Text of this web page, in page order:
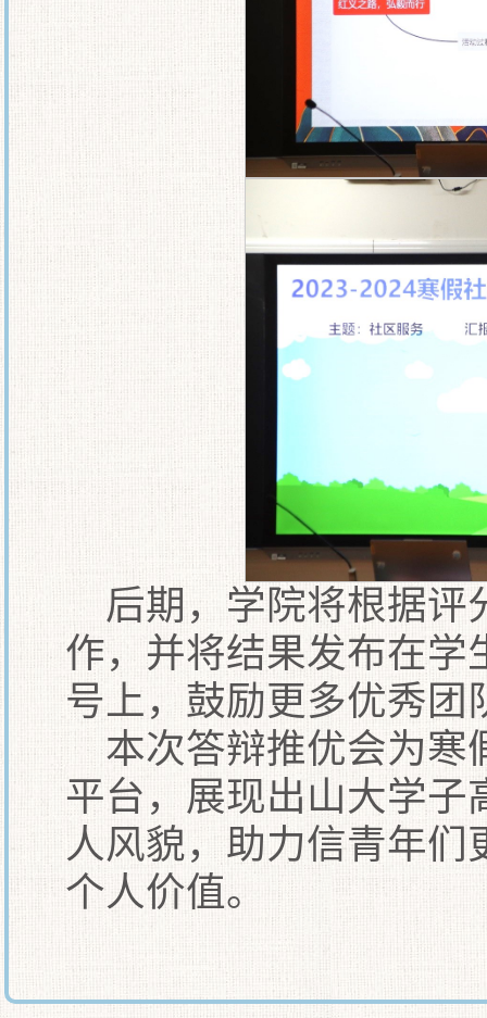
后期，学院将根据评
作，并将结果发布在学
号上，鼓励更多优秀团
本次答辩推优会为寒
平台，展现出山大学子
人风貌，助力信青年
个人价值。